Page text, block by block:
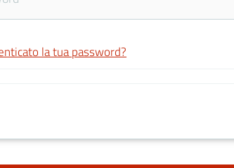
la tua password?